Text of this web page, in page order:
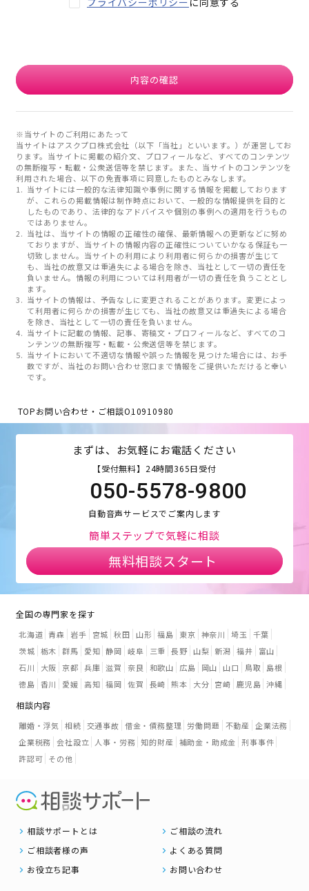
内容の確認
※当サイトのご利用にあたって
当サイトはアスクプロ株式会社（以下「当社」といいます。）が運営してお
ります。当サイトに掲載の紹介文、プロフィールなど、すべてのコンテンツ
の無断複写・転載・公衆送信等を禁じます。また、当サイトのコンテンツを
利用された場合、以下の免責事項に同意したものとみなします。
当サイトには一般的な法律知識や事例に関する情報を掲載しております
が、これらの掲載情報は制作時点において、一般的な情報提供を目的と
したものであり、法律的なアドバイスや個別の事例への適用を行うもの
ではありません。
当社は、当サイトの情報の正確性の確保、最新情報への更新などに努め
ておりますが、当サイトの情報内容の正確性についていかなる保証も一
切致しません。当サイトの利用により利用者に何らかの損害が生じて
も、当社の故意又は重過失による場合を除き、当社として一切の責任を
負いません。情報の利用については利用者が一切の責任を負うこととし
ます。
当サイトの情報は、予告なしに変更されることがあります。変更によっ
て利用者に何らかの損害が生じても、当社の故意又は重過失による場合
を除き、当社として一切の責任を負いません。
当サイトに記載の情報、記事、寄稿文・プロフィールなど、すべてのコ
ンテンツの無断複写・転載・公衆送信等を禁じます。
当サイトにおいて不適切な情報や誤った情報を見つけた場合には、お手
数ですが、当社のお問い合わせ窓口まで情報をご提供いただけると幸い
です。
TOPお問い合わせ・ご相談O10910980
まずは、お気軽にお電話ください
【受付無料】24時間365日受付
050-5578-9800
自動音声サービスでご案内します
簡単ステップで気軽に相談
無料相談スタート
全国の専門家を探す
北海道 青森 岩手 宮城 秋田 山形 福島 東京 神奈川 埼玉
千葉
茨城 栃木 群馬 愛知 静岡 岐阜 三重 長野 山梨 新潟 福井
富山
石川
大阪 京都 兵庫 滋賀 奈良 和歌山 広島 岡山 山口 鳥取
島根
徳島 香川 愛媛 高知 福岡 佐賀 長崎 熊本 大分 宮崎 鹿児島 沖縄
相談内容
離婚・浮気 相続 交通事故 借金・債務整理 労働問題 不動産 企業法務
企業税務 会社設立 人事・労務 知的財産 補助金・助成金 刑事事件
許認可 その他
相談サポートとは
ご相談の流れ
ご相談者様の声
よくある質問
お役立ち記事
お問い合わせ